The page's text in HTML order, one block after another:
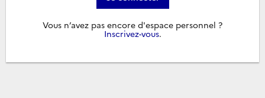
Vous n’avez pas encore d'espace personnel ?
Inscrivez-vous.